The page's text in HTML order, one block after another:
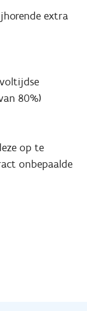
extra
80%)
op te
onbepaalde